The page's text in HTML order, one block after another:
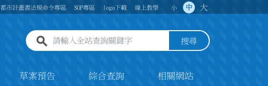
都市計畫書法規命令專區 SOP專區 logo下載 線上教學 小 中 大
全站查詢關鍵字欄位 搜尋
草案預告 綜合查詢 相關網站